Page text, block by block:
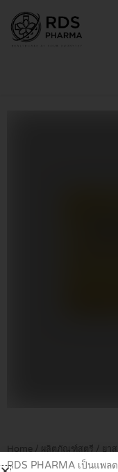
content
Home / ผลิตภัณฑ์สตรี / ยา
RDS PHARMA เป็นแพ